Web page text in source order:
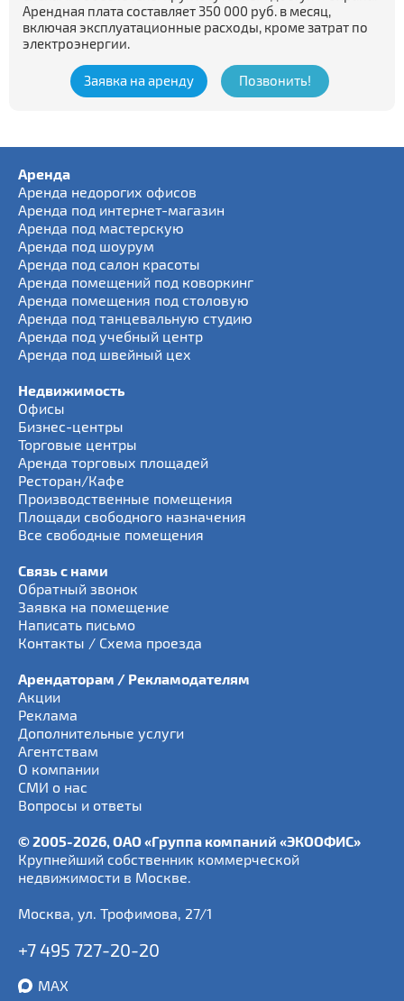
Арендная плата составляет 350 000 руб. в месяц,
включая эксплуатационные расходы, кроме затрат по
электроэнергии.
Заявка на аренду Позвонить!
Аренда
Аренда недорогих офисов
Аренда под интернет-магазин
Аренда под мастерскую
Аренда под шоурум
Аренда под салон красоты
Аренда помещений под коворкинг
Аренда помещения под столовую
Аренда под танцевальную студию
Аренда под учебный центр
Аренда под швейный цех
Недвижимость
Офисы
Бизнес-центры
Торговые центры
Аренда торговых площадей
Ресторан/Кафе
Производственные помещения
Площади свободного назначения
Все свободные помещения
Связь с нами
Обратный звонок
Заявка на помещение
Написать письмо
Контакты / Схема проезда
Арендаторам / Рекламодателям
Акции
Реклама
Дополнительные услуги
Агентствам
О компании
СМИ о нас
Вопросы и ответы
© 2005-2026, ОАО «Группа компаний «ЭКООФИС»
Крупнейший собственник коммерческой
недвижимости в Москве.
Москва, ул. Трофимова, 27/1
+7 495 727-20-20
MAX